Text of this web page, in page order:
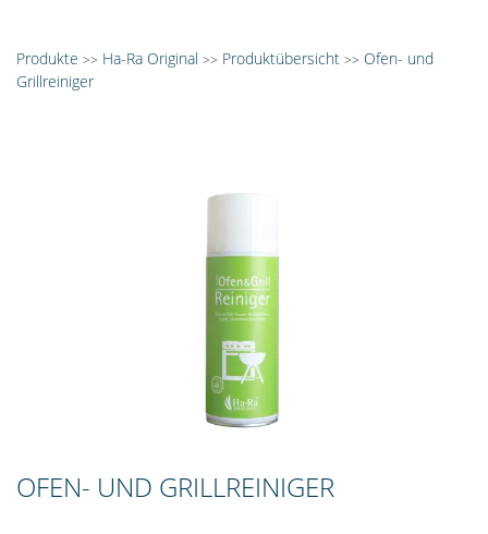
Produkte >> Ha-Ra Original >> Produktübersicht >> Ofen- und
Grillreiniger
OFEN- UND GRILLREINIGER